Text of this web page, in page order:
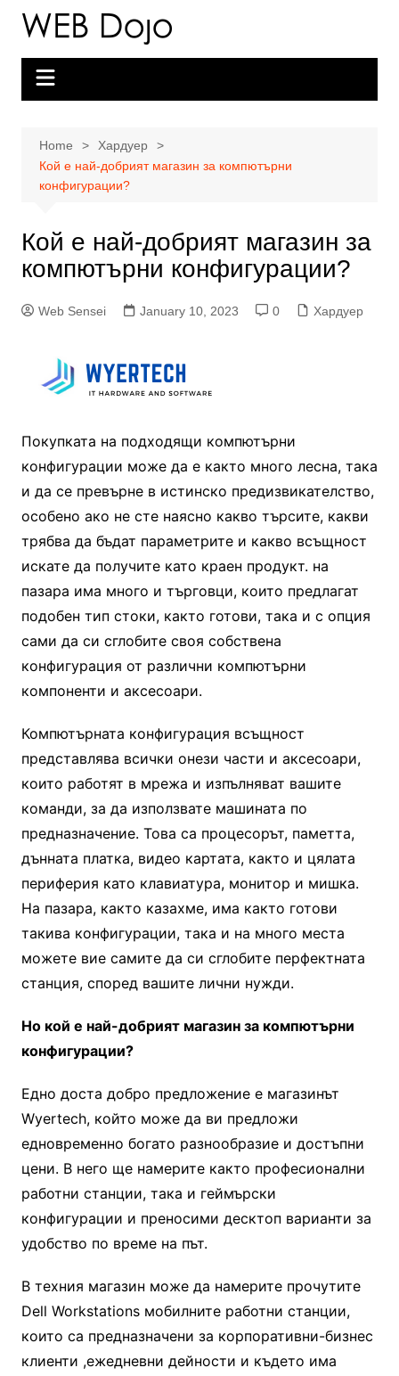
Skip
content
Home
Хардуер
Кой е най-добрият магазин за компютърни
конфигурации?
Кой е най-добрият магазин за
компютърни конфигурации?
Web Sensei January 10, 2023 0 Хардуер
Покупката на подходящи компютърни
конфигурации може да е както много лесна, така
и да се превърне в истинско предизвикателство,
особено ако не сте наясно какво търсите, какви
трябва да бъдат параметрите и какво всъщност
искате да получите като краен продукт. на
пазара има много и търговци, които предлагат
подобен тип стоки, както готови, така и с опция
сами да си сглобите своя собствена
конфигурация от различни компютърни
компоненти и аксесоари.
Компютърната конфигурация всъщност
представлява всички онези части и аксесоари,
които работят в мрежа и изпълняват вашите
команди, за да използвате машината по
предназначение. Това са процесорът, паметта,
дънната платка, видео картата, както и цялата
периферия като клавиатура, монитор и мишка.
На пазара, както казахме, има както готови
такива конфигурации, така и на много места
можете вие самите да си сглобите перфектната
станция, според вашите лични нужди.
Но кой е най-добрият магазин за компютърни
конфигурации?
Едно доста добро предложение е магазинът
Wyertech, който може да ви предложи
едновременно богато разнообразие и достъпни
цени. В него ще намерите както професионални
работни станции, така и геймърски
конфигурации и преносими десктоп варианти за
удобство по време на път.
В техния магазин може да намерите прочутите
Dell Workstations мобилните работни станции,
които са предназначени за корпоративни-бизнес
клиенти ,ежедневни дейности и където има